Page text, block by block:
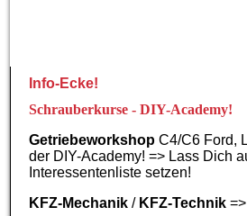
Info-Ecke!
Schrauberkurse - DIY-Academy!
Getriebeworkshop C4/C6 Ford,
der DIY-Academy! => Lass Dich
Interessentenliste setzen!
KFZ-Mechanik / KFZ-Technik